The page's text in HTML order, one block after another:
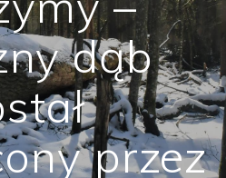
dąb
przez